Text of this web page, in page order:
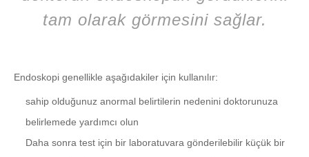
tam olarak görmesini sağlar.
Endoskopi genellikle aşağıdakiler için kullanılır:
sahip olduğunuz anormal belirtilerin nedenini doktorunuza
belirlemede yardımcı olun
Daha sonra test için bir laboratuvara gönderilebilir küçük bir